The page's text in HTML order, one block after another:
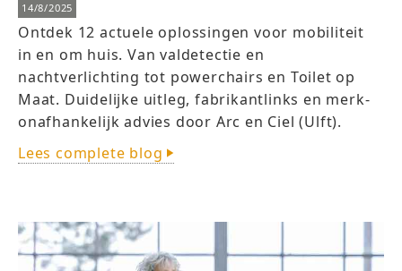
14/8/2025
Ontdek 12 actuele oplossingen voor mobiliteit
in en om huis. Van valdetectie en
nachtverlichting tot powerchairs en Toilet op
Maat. Duidelijke uitleg, fabrikantlinks en merk-
onafhankelijk advies door Arc en Ciel (Ulft).
Lees complete blog